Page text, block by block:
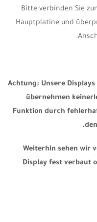
Bitte verbinden Sie
Hauptplatine und
Achtung: Unsere
übernehmen
Funktion durch
Weiterhin sehen wir
Display fest verbaut